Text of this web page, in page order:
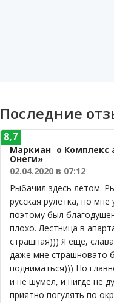
Последние
Маркиан о Комплекс
Онеги»
02.04.2020 в 07:12
Рыбачил здесь летом.
русская рулетка, но
поэтому был
плохо. Лестница в
страшная))) Я еще,
даже мне страшновато
подниматься))) Но
и не шумел, и нигде не
приятно погулять по
8,7